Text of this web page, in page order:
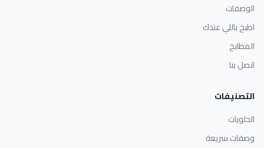
الوصفات
اطبخ باللي عندك
المطابخ
اتصل بنا
التصنيفات
الحلويات
وصفات سريعة